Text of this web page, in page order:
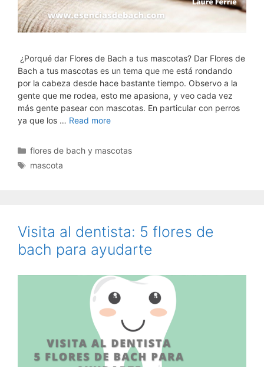
¿Porqué dar Flores de Bach a tus mascotas? Dar Flores de
Bach a tus mascotas es un tema que me está rondando
por la cabeza desde hace bastante tiempo. Observo a la
gente que me rodea, esto me apasiona, y veo cada vez
más gente pasear con mascotas. En particular con perros
ya que los … Read more
Categorías
flores de bach y mascotas
Etiquetas
mascota
Visita al dentista: 5 flores de
bach para ayudarte